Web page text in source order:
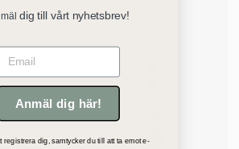
dig till vårt nyhetsbrev!
Anmäl dig här!
registrera dig, samtycker du till att ta emot e-